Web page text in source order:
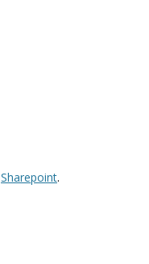
Sharepoint.